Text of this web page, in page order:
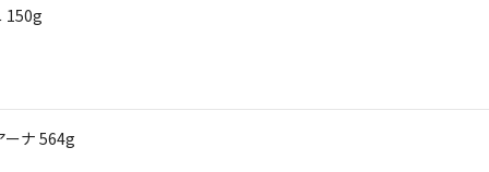
150g
ーナ 564g